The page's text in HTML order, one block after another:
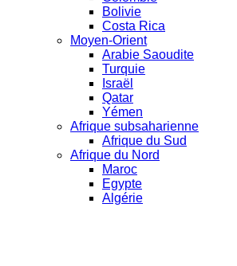
Bolivie
Costa Rica
Moyen-Orient
Arabie Saoudite
Turquie
Israël
Qatar
Yémen
Afrique subsaharienne
Afrique du Sud
Afrique du Nord
Maroc
Egypte
Algérie